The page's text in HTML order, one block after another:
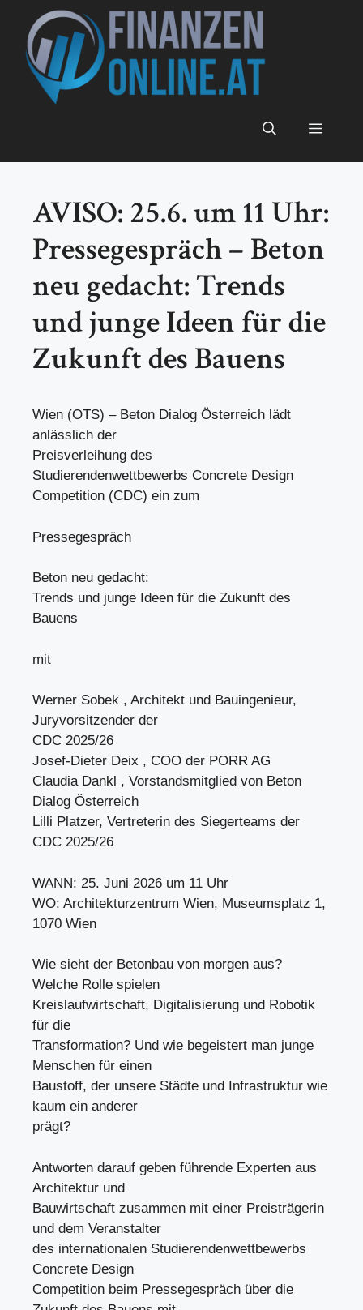
Inhalt
springen
Menü
AVISO: 25.6. um 11 Uhr:
Pressegespräch – Beton
neu gedacht: Trends
und junge Ideen für die
Zukunft des Bauens
Wien (OTS) – Beton Dialog Österreich lädt
anlässlich der
Preisverleihung des
Studierendenwettbewerbs Concrete Design
Competition (CDC) ein zum
Pressegespräch
Beton neu gedacht:
Trends und junge Ideen für die Zukunft des
Bauens
mit
Werner Sobek , Architekt und Bauingenieur,
Juryvorsitzender der
CDC 2025/26
Josef-Dieter Deix , COO der PORR AG
Claudia Dankl , Vorstandsmitglied von Beton
Dialog Österreich
Lilli Platzer, Vertreterin des Siegerteams der
CDC 2025/26
WANN: 25. Juni 2026 um 11 Uhr
WO: Architekturzentrum Wien, Museumsplatz 1,
1070 Wien
Wie sieht der Betonbau von morgen aus?
Welche Rolle spielen
Kreislaufwirtschaft, Digitalisierung und Robotik
für die
Transformation? Und wie begeistert man junge
Menschen für einen
Baustoff, der unsere Städte und Infrastruktur wie
kaum ein anderer
prägt?
Antworten darauf geben führende Experten aus
Architektur und
Bauwirtschaft zusammen mit einer Preisträgerin
und dem Veranstalter
des internationalen Studierendenwettbewerbs
Concrete Design
Competition beim Pressegespräch über die